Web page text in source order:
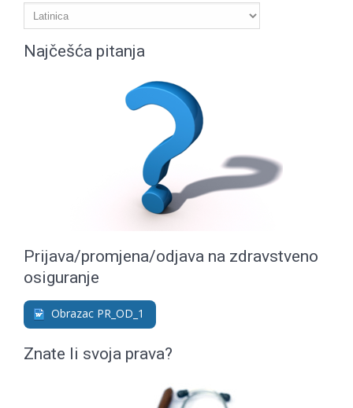
Najčešća pitanja
Prijava/promjena/odjava na zdravstveno
osiguranje
Obrazac PR_OD_1
Znate li svoja prava?